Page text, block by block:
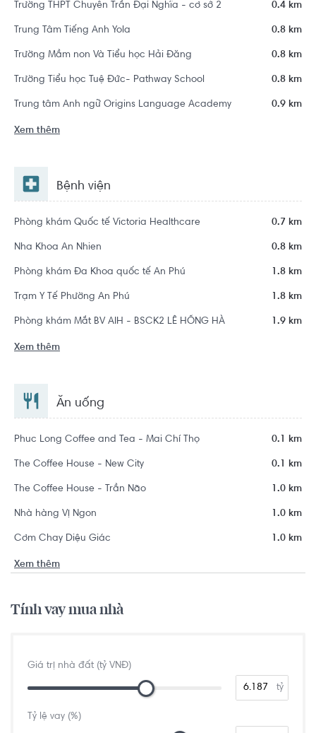
Trường THPT Chuyên Trần Đại Nghĩa - cơ sở 2 0.4 km
Trung Tâm Tiếng Anh Yola 0.8 km
Trường Mầm non Và Tiểu học Hải Đăng 0.8 km
Trường Tiểu học Tuệ Đức- Pathway School 0.8 km
Trung tâm Anh ngữ Origins Language Academy 0.9 km
Xem thêm
Bệnh viện
Phòng khám Quốc tế Victoria Healthcare 0.7 km
Nha Khoa An Nhien 0.8 km
Phòng khám Đa Khoa quốc tế An Phú 1.8 km
Trạm Y Tế Phường An Phú 1.8 km
Phòng khám Mắt BV AIH - BSCK2 LÊ HỒNG HÀ 1.9 km
Xem thêm
Ăn uống
Phuc Long Coffee and Tea - Mai Chí Thọ 0.1 km
The Coffee House - New City 0.1 km
The Coffee House - Trần Não 1.0 km
Nhà hàng Vị Ngon 1.0 km
Cơm Chay Diệu Giác 1.0 km
Xem thêm
Tính vay mua nhà
Giá trị nhà đất (tỷ VNĐ)
tỷ
Tỷ lệ vay (%)